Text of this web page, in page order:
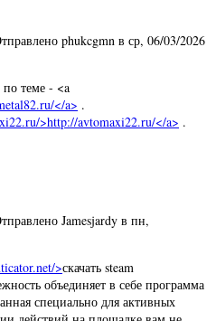
phukcgmn в ср, 06/03/2026
теме - <a
</a> .
>http://avtomaxi22.ru/</a> .
Jamesjardy в пн,
>скачать steam
объединяет в себе программа
специально для активных